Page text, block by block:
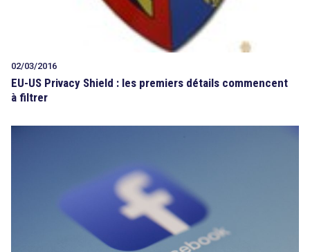
02/03/2016
EU-US Privacy Shield : les premiers détails commencent
à filtrer